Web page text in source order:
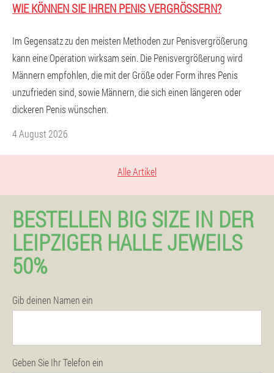
WIE KÖNNEN SIE IHREN PENIS VERGRÖSSERN?
Im Gegensatz zu den meisten Methoden zur Penisvergrößerung
kann eine Operation wirksam sein. Die Penisvergrößerung wird
Männern empfohlen, die mit der Größe oder Form ihres Penis
unzufrieden sind, sowie Männern, die sich einen längeren oder
dickeren Penis wünschen.
4 August 2026
Alle Artikel
BESTELLEN BIG SIZE IN DER
LEIPZIGER HALLE JEWEILS
50%
Gib deinen Namen ein
Geben Sie Ihr Telefon ein